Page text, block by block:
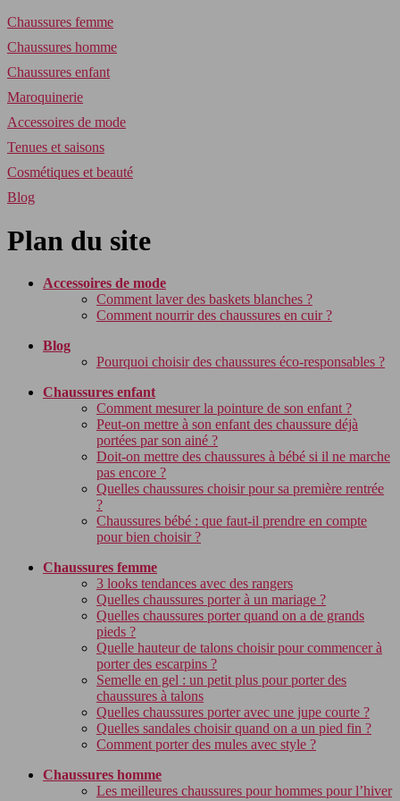
Chaussures femme
Chaussures homme
Chaussures enfant
Maroquinerie
Accessoires de mode
Tenues et saisons
Cosmétiques et beauté
Blog
Plan du site
Accessoires de mode
Comment laver des baskets blanches ?
Comment nourrir des chaussures en cuir ?
Blog
Pourquoi choisir des chaussures éco-responsables ?
Chaussures enfant
Comment mesurer la pointure de son enfant ?
Peut-on mettre à son enfant des chaussure déjà
portées par son ainé ?
Doit-on mettre des chaussures à bébé si il ne marche
pas encore ?
Quelles chaussures choisir pour sa première rentrée
?
Chaussures bébé : que faut-il prendre en compte
pour bien choisir ?
Chaussures femme
3 looks tendances avec des rangers
Quelles chaussures porter à un mariage ?
Quelles chaussures porter quand on a de grands
pieds ?
Quelle hauteur de talons choisir pour commencer à
porter des escarpins ?
Semelle en gel : un petit plus pour porter des
chaussures à talons
Quelles chaussures porter avec une jupe courte ?
Quelles sandales choisir quand on a un pied fin ?
Comment porter des mules avec style ?
Chaussures homme
Les meilleures chaussures pour hommes pour l’hiver